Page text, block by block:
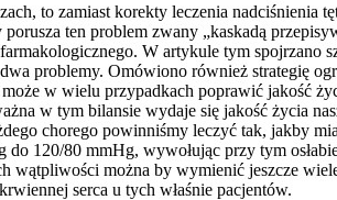
to zamiast korekty leczenia nadciśnienia
ten problem zwany „kaskadą
W artykule tym spojrzano
problemy. Omówiono również strategię
w wielu przypadkach poprawić jakość
w tym bilansie wydaje się jakość życia
chorego powinniśmy leczyć tak, jakby
120/80 mmHg, wywołując przy tym
wątpliwości można by wymienić jeszcze
serca u tych właśnie pacjentów.